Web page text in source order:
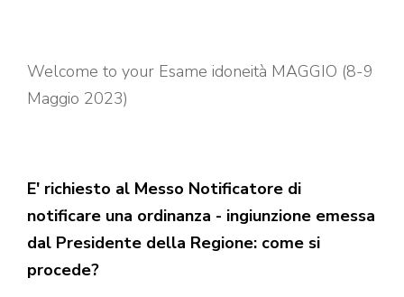
Welcome to your Esame idoneità MAGGIO (8-9
Maggio 2023)
E' richiesto al Messo Notificatore di
notificare una ordinanza - ingiunzione emessa
dal Presidente della Regione: come si
procede?